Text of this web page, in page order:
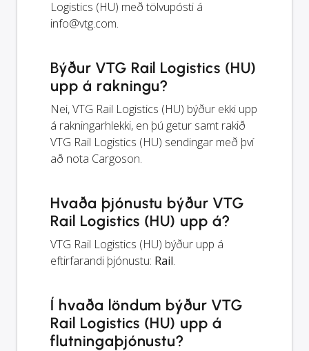
Logistics (HU) með tölvupósti á
info@vtg.com.
Býður VTG Rail Logistics (HU)
upp á rakningu?
Nei, VTG Rail Logistics (HU) býður ekki upp
á rakningarhlekki, en þú getur samt rakið
VTG Rail Logistics (HU) sendingar með því
að nota Cargoson.
Hvaða þjónustu býður VTG
Rail Logistics (HU) upp á?
VTG Rail Logistics (HU) býður upp á
eftirfarandi þjónustu: Rail.
Í hvaða löndum býður VTG
Rail Logistics (HU) upp á
flutningaþjónustu?